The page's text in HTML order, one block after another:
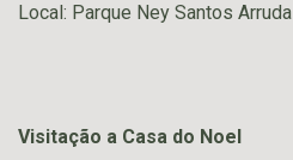
Local: Parque Ney Santos Arruda
Visitação a Casa do Noel